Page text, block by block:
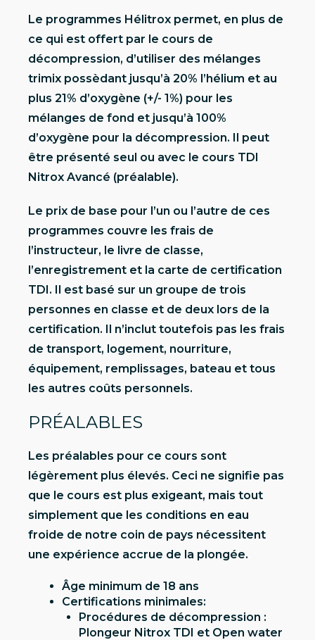
Le programmes Hélitrox permet, en plus de
ce qui est offert par le cours de
décompression, d’utiliser des mélanges
trimix possèdant jusqu’à 20% l’hélium et au
plus 21% d’oxygène (+/- 1%) pour les
mélanges de fond et jusqu’à 100%
d’oxygène pour la décompression. Il peut
être présenté seul ou avec le cours TDI
Nitrox Avancé (préalable).
Le prix de base pour l’un ou l’autre de ces
programmes couvre les frais de
l’instructeur, le livre de classe,
l’enregistrement et la carte de certification
TDI. Il est basé sur un groupe de trois
personnes en classe et de deux lors de la
certification. Il n’inclut toutefois pas les frais
de transport, logement, nourriture,
équipement, remplissages, bateau et tous
les autres coûts personnels.
PRÉALABLES
Les préalables pour ce cours sont
légèrement plus élevés. Ceci ne signifie pas
que le cours est plus exigeant, mais tout
simplement que les conditions en eau
froide de notre coin de pays nécessitent
une expérience accrue de la plongée.
Âge minimum de 18 ans
Certifications minimales:
Procédures de décompression :
Plongeur Nitrox TDI et Open water